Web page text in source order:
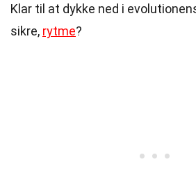
Klar til at dykke ned i
sikre, rytme?